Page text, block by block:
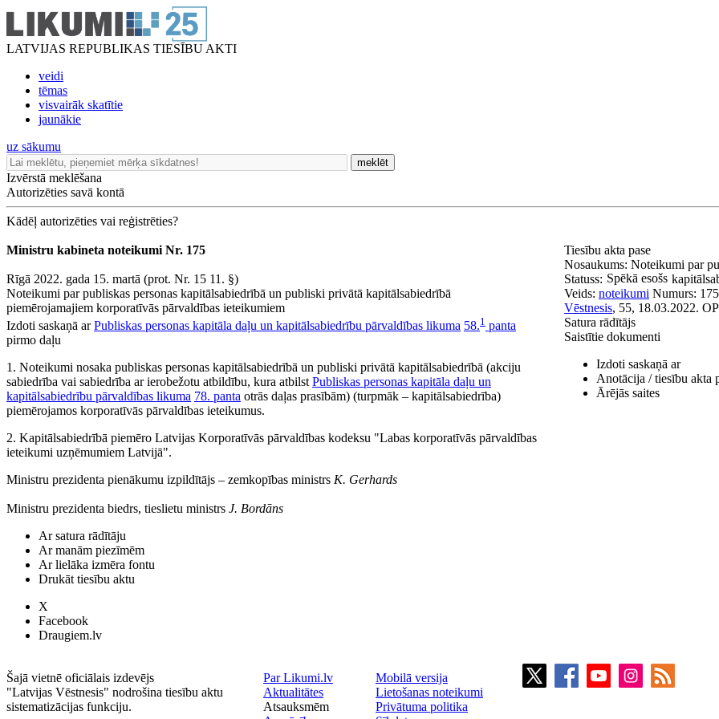
LATVIJAS REPUBLIKAS TIESĪBU AKTI
veidi
tēmas
visvairāk skatītie
jaunākie
uz sākumu
meklēt
Izvērstā meklēšana
Autorizēties savā kontā
Kādēļ autorizēties vai reģistrēties?
Ministru kabineta noteikumi Nr. 175
Rīgā 2022. gada 15. martā (prot. Nr. 15 11. §)
Noteikumi par publiskas personas kapitālsabiedrībā un publiski privātā kapitālsabiedrībā
piemērojamajiem korporatīvās pārvaldības ieteikumiem
Izdoti saskaņā arPubliskas personas kapitāla daļu un kapitālsabiedrību pārvaldības likuma 58.1 panta
pirmo daļu
1. Noteikumi nosaka publiskas personas kapitālsabiedrībā un publiski privātā kapitālsabiedrībā (akciju
sabiedrība vai sabiedrība ar ierobežotu atbildību, kura atbilst Publiskas personas kapitāla daļu un
kapitālsabiedrību pārvaldības likuma 78. panta otrās daļas prasībām) (turpmāk – kapitālsabiedrība)
piemērojamos korporatīvās pārvaldības ieteikumus.
2. Kapitālsabiedrībā piemēro Latvijas Korporatīvās pārvaldības kodeksu "Labas korporatīvās pārvaldības
ieteikumi uzņēmumiem Latvijā".
Ministru prezidenta pienākumu izpildītājs ‒ zemkopības ministrs K. Gerhards
Ministru prezidenta biedrs, tieslietu ministrs J. Bordāns
Tiesību akta pase
Nosaukums: Noteikumi par
Statuss: Spēkā esošs
Veids: noteikumi Numurs: 175
Vēstnesis, 55, 18.03.2022.
Satura rādītājs
Saistītie dokumenti
Izdoti saskaņā ar
Anotācija / tiesību akta
Ārējās saites
Ar satura rādītāju
Ar manām piezīmēm
Ar lielāka izmēra fontu
Drukāt tiesību aktu
X
Facebook
Draugiem.lv
Šajā vietnē oficiālais izdevējs
"Latvijas Vēstnesis" nodrošina tiesību aktu
sistematizācijas funkciju.
Par Likumi.lv
Aktualitātes
Atsauksmēm
Mobilā versija
Lietošanas noteikumi
Privātuma politika